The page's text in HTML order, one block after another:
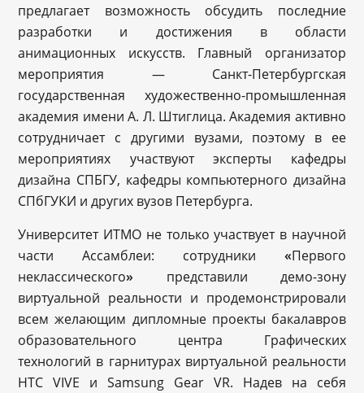
предлагает возможность обсудить последние
разработки и достижения в области
анимационных искусств. Главный организатор
мероприятия — Санкт-Петербургская
государственная художественно-промышленная
академия имени А. Л. Штиглица. Академия активно
сотрудничает с другими вузами, поэтому в ее
мероприятиях участвуют эксперты кафедры
дизайна СПБГУ, кафедры компьютерного дизайна
СПбГУКИ и других вузов Петербурга.
Университет ИТМО не только участвует в научной
части Ассамблеи: сотрудники «Первого
неклассического» представили демо-зону
виртуальной реальности и продемонстрировали
всем желающим дипломные проекты бакалавров
образовательного центра Графических
технологий в гарнитурах виртуальной реальности
HTC VIVE и Samsung Gear VR. Надев на себя